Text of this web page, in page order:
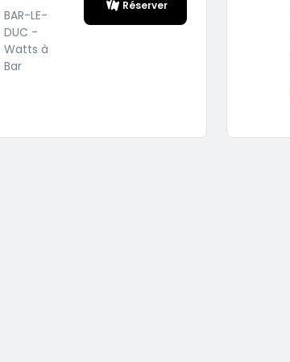
BAR-LE-
DUC -
Watts à
Bar
Réserver